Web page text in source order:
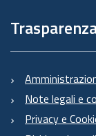
Note legali e
Privacy e